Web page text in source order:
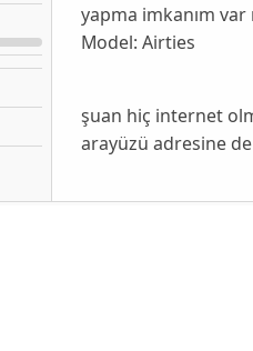
yapma imkanım var
Model: Airties
şuan hiç internet
arayüzü adresine